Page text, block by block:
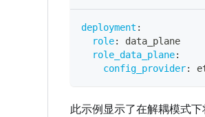
deployment :
role:
data_plane
role_data_plane:
config_provider:
此示例显示了在解耦模式下